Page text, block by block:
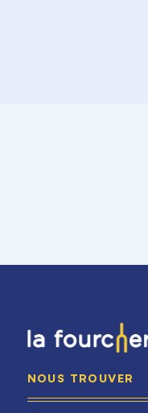
NOUS TROUVER